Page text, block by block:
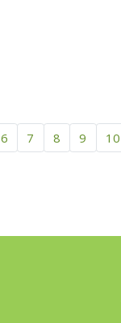
6 7 8 9 10